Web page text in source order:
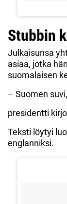
Stubbin
Julkaisunsa
asiaa, jotka
suomalaisen
– Suomen
presidentti
Teksti löytyi
englanniksi.